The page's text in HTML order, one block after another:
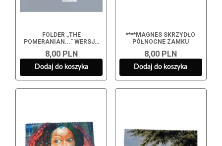
FOLDER „THE
POMERANIAN...” WERSJA
8,00 PLN
Dodaj do koszyka
****MAGNES SKRZYDŁO
PÓŁNOCNE ZAMKU
8,00 PLN
Dodaj do koszyka